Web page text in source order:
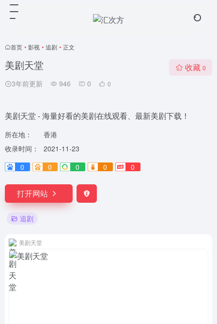
首页 • 影视 • 追剧 • 正文
美剧天堂
3年前更新 946 0 0
收藏 0
美剧天堂 - 海量好看的美剧在线观看、最新美剧下载！
所在地：
香港
收录时间：
2021-11-23
0
0 0 0 0
打开网站
追剧
美剧天堂